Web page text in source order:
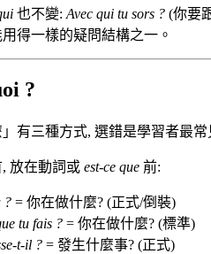
也不變: Avec qui tu sors ? (你要
得一樣的疑問結構之一。
?
有三種方式, 選錯是學習者最
放在動詞或 est-ce que 前:
? = 你在做什麼? (正式/倒裝)
tu fais ? = 你在做什麼? (標準)
t-il ? = 發生什麼事? (正式)